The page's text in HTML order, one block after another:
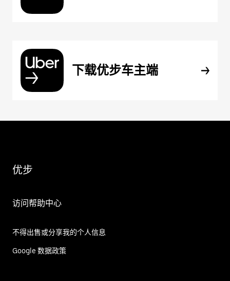
下载优步车主端
优步
访问帮助中心
不得出售或分享我的个人信息
Google 数据政策